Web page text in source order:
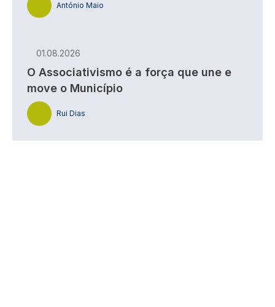
António Maio
01.08.2026
O Associativismo é a força que une e
move o Município
Rui Dias